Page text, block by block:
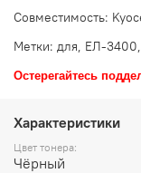
Совместимость:
Метки: для, ЕЛ-
Остерегайтесь
Характеристики
Цвет тонера:
Чёрный